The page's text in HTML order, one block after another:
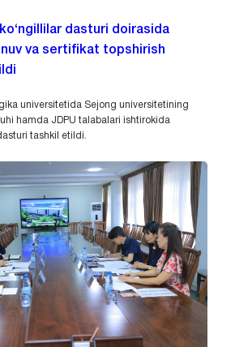
dasturi doirasida
va sertifikat topshirish
universitetida Sejong universitetining
hamda JDPU talabalari ishtirokida
tashkil etildi.